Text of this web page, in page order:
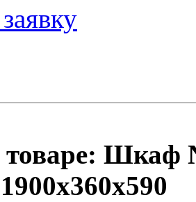
Шкаф